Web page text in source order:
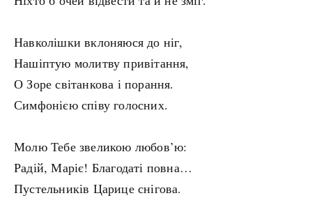
Навколішки вклоняюся до ніг,
Нашіптую молитву привітання,
О Зоре світанкова і порання.
Симфонією співу голосних.
Молю Тебе звеликою любов’ю:
Радій, Маріє! Благодаті повна…
Пустельників Царице снігова.